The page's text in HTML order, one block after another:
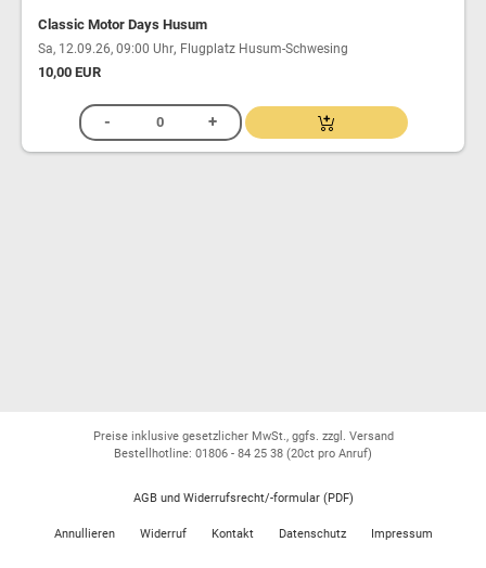
Classic Motor Days Husum
Sa, 12.09.26, 09:00 Uhr, Flugplatz Husum-Schwesing
10,00 EUR
Preise inklusive gesetzlicher MwSt., ggfs. zzgl. Versand
Bestellhotline: 01806 - 84 25 38 (20ct pro Anruf)
AGB und Widerrufsrecht/-formular (PDF)
Annullieren Widerruf Kontakt Datenschutz Impressum